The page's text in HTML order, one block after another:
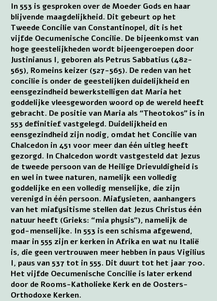
In 553 is gesproken over de Moeder Gods en haar
blijvende maagdelijkheid. Dit gebeurt op het
Tweede Concilie van Constantinopel, dit is het
vijfde Oecumenische Concilie. De bijeenkomst van
hoge geestelijkheden wordt bijeengeroepen door
Justinianus I, geboren als Petrus Sabbatius (482-
565), Romeins keizer (527-565). De reden van het
concilie is onder de geestelijken duidelijkheid en
eensgezindheid bewerkstelligen dat Maria het
goddelijke vleesgeworden woord op de wereld heeft
gebracht. De positie van Maria als “Theotokos” is in
553 definitief vastgelegd. Duidelijkheid en
eensgezindheid zijn nodig, omdat het Concilie van
Chalcedon in 451 voor meer dan één uitleg heeft
gezorgd. In Chalcedon wordt vastgesteld dat Jezus
de tweede persoon van de Heilige Drievuldigheid is
en wel in twee naturen, namelijk een volledig
goddelijke en een volledig menselijke, die zijn
verenigd in één persoon. Miafysieten, aanhangers
van het miafysitisme stellen dat Jezus Christus één
natuur heeft (Grieks: “mia physis”), namelijk de
god-menselijke. In 553 is een schisma afgewend,
maar in 555 zijn er kerken in Afrika en wat nu Italië
is, die geen vertrouwen meer hebben in paus Vigilius
I, paus van 537 tot in 555. Dit duurt tot het jaar 700.
Het vijfde Oecumenische Concilie is later erkend
door de Rooms-Katholieke Kerk en de Oosters-
Orthodoxe Kerken.